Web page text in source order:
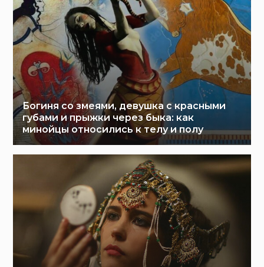
Богиня со змеями, девушка с красными
губами и прыжки через быка: как
минойцы относились к телу и полу